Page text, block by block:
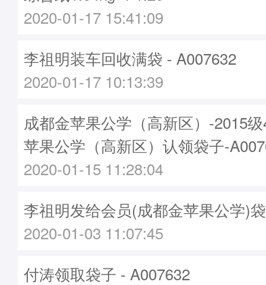
2020-01-17 15:41:09
李祖明装车回收满袋 - A007632
2020-01-17 10:13:39
成都金苹果公学（高新区）-2015
苹果公学（高新区）认领袋子-
2020-01-15 11:28:04
李祖明发给会员(成都金苹果公学)
2020-01-03 11:07:45
付涛领取袋子 - A007632